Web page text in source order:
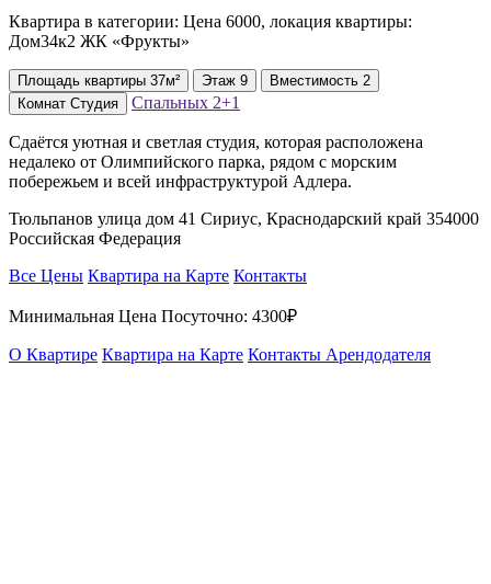
Квартира в категории: Цена 6000, локация квартиры:
Дом34к2 ЖК «Фрукты»
Площадь квартиры 37м² Этаж 9 Вместимость 2
Комнат Студия Спальных 2+1
Сдаётся уютная и светлая студия, которая расположена
недалеко от Олимпийского парка, рядом с морским
побережьем и всей инфраструктурой Адлера.
Тюльпанов улица дом 41 Сириус, Краснодарский край 354000
Российская Федерация
Все Цены Квартира на Карте Контакты
Минимальная Цена Посуточно: 4300₽
О Квартире Квартира на Карте Контакты Арендодателя